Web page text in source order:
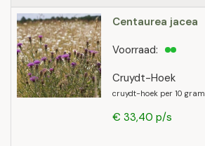
Centaurea jacea
Cruydt-Hoek
cruydt-hoek per 10 gram
Voorraad:
€ 33,40 p/s